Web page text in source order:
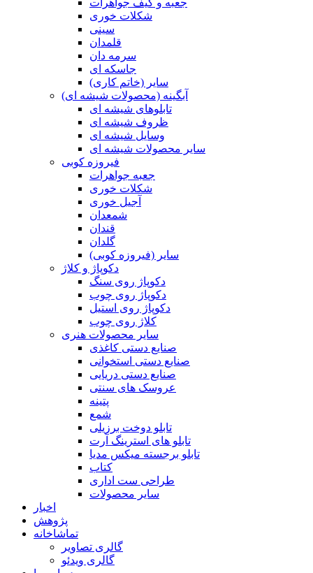
جعبه و کیف جواهرات
شکلات خوری
سینی
قلمدان
سرمه دان
جاسکه ای
سایر (خاتم کاری)
آبگینه (محصولات شیشه ای)
تابلوهای شیشه ای
ظروف شیشه ای
وسایل شیشه ای
سایر محصولات شیشه ای
فیروزه کوبی
جعبه جواهرات
شکلات خوری
آجیل خوری
شمعدان
قندان
گلدان
سایر (فیروزه کوبی)
دکوپاژ و کلاژ
دکوپاژ روی سنگ
دکوپاژ روی چوب
دکوپاژ روی استیل
کلاژ روی چوب
سایر محصولات هنری
صنایع دستی کاغذی
صنایع دستی استخوانی
صنایع دستی دریایی
عروسک های سنتی
پتینه
شمع
تابلو دوخت برزیلی
تابلو های استرینگ آرت
تابلو برجسته میکس مدیا
کتاب
طراحی ست اداری
سایر محصولات
اخبار
پژوهش
تماشاخانه
گالری تصاویر
گالری ویدئو